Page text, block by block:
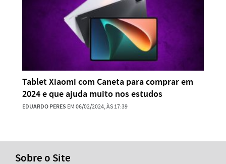
Tablet Xiaomi com Caneta para comprar em
2024 e que ajuda muito nos estudos
EDUARDO PERES EM 06/02/2024, ÀS 17:39
Sobre o Site